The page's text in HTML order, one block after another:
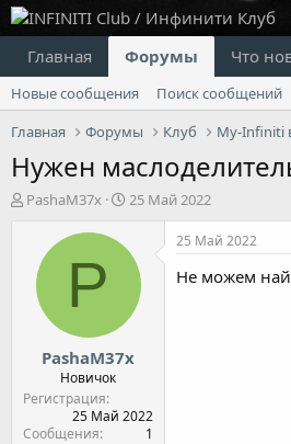
Главная Форумы Что
Новые сообщения
Поиск сообщений
Главная
Форумы Клуб My-Infiniti
Нужен
А
PashaM37x
Д
а
ч
л
25 Май 2022
P
PashaM37x
Новичок
Регистрация
25 Май 2022
Сообщения
1
25 Май 2022
Не можем